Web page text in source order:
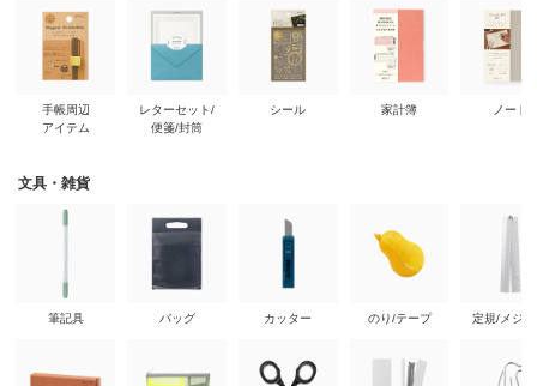
手帳周辺
アイテム
レターセット/
便箋/封筒
シール 家計簿 ノート
文具・雑貨
筆記具 バッグ カッター のり/テープ 定規/メジ